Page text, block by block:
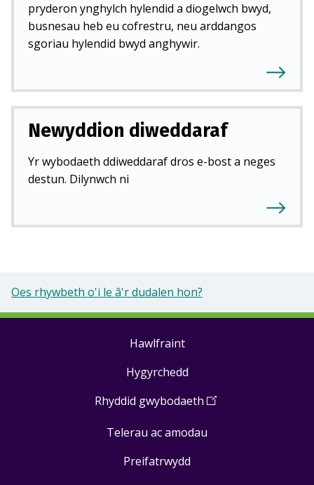
pryderon ynghylch hylendid a diogelwch bwyd,
busnesau heb eu cofrestru, neu arddangos
sgoriau hylendid bwyd anghywir.
Newyddion diweddaraf
Yr wybodaeth ddiweddaraf dros e-bost a neges
destun. Dilynwch ni
Oes rhywbeth o'i le â'r dudalen hon?
Hawlfraint
Hygyrchedd
Rhyddid gwybodaeth (Open
a
Telerau ac amodau
Preifatrwydd